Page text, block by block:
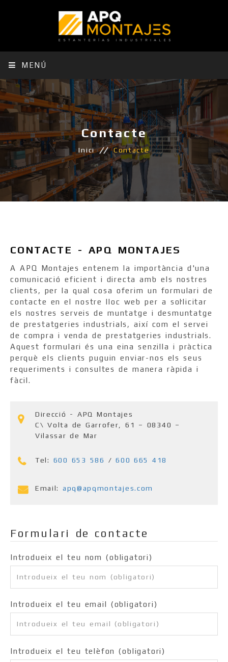
MENÚ
Contacte
Inici Contacte
CONTACTE - APQ MONTAJES
A APQ Montajes entenem la importància d'una
comunicació eficient i directa amb els nostres
clients, per la qual cosa oferim un formulari de
contacte en el nostre lloc web per a sol·licitar
els nostres serveis de muntatge i desmuntatge
de prestatgeries industrials, així com el servei
de compra i venda de prestatgeries industrials.
Aquest formulari és una eina senzilla i pràctica
perquè els clients puguin enviar-nos els seus
requeriments i consultes de manera ràpida i
fàcil.
Direcció - APQ Montajes
C\ Volta de Garrofer, 61 – 08340 –
Vilassar de Mar
Tel: 600 653 586 /600 665 418
Email: apq@apqmontajes.com
Formulari de contacte
Introdueix el teu nom (obligatori)
Introdueix el teu email (obligatori)
Introdueix el teu telèfon (obligatori)